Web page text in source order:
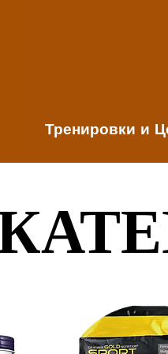
Тренировки и